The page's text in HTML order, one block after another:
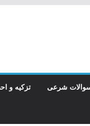
شرعی تزکیه و